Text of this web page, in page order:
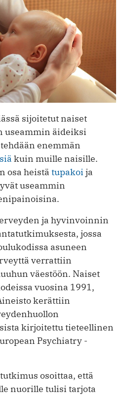
sijoitetut naiset
useammin äideiksi
enemmän
kuin muille naisille.
osa heistä tupakoi ja
useammin
ja hyvinvoinnin
jossa
asuneen
verrattiin
väestöön. Naiset
vuosina 1991,
kerättiin
kirjoitettu tieteellinen
Psychiatry -
osoittaa, että
nuorille tulisi tarjota